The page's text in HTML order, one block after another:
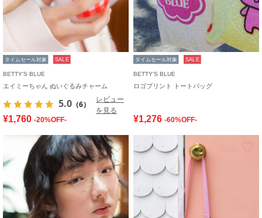
タイムセール対象 SALE
BETTY'S BLUE
エイミーちゃん ぬいぐるみチャーム
5.0 （6）
レビュー
を見る
¥1,760 -20%OFF-
タイムセール対象 SALE
BETTY'S BLUE
ロゴプリント トートバッグ
¥1,276 -60%OFF-